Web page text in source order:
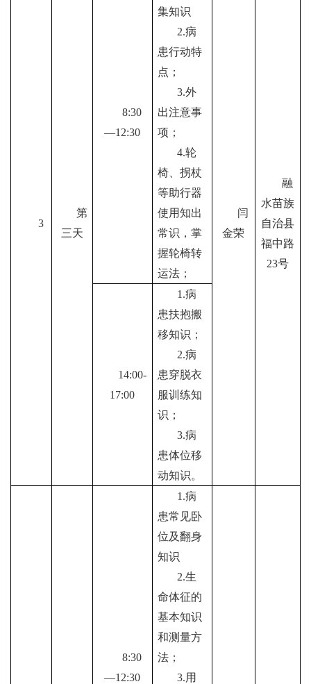
3
第
三天
8:30
—12:30
集知识
2.病
患行动特
点；
3.外
出注意事
项；
4.轮
椅、拐杖
等助行器
使用知出
常识，掌
握轮椅转
运法；
闫
金荣
融
水苗族
自治县
福中路
23号
14:00-
1 7:00
1.病
患扶抱搬
移知识；
2.病
患穿脱衣
服训练知
识；
3.病
患体位移
动知识。
8:30
—12:30
1.病
患常见卧
位及翻身
知识
2.生
命体征的
基本知识
和测量方
法；
3.用